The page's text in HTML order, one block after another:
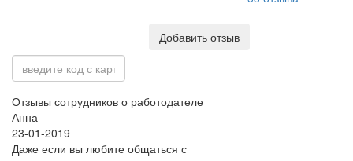
Добавить отзыв
Отзывы сотрудников о работодателе
Анна
23-01-2019
Даже если вы любите общаться с